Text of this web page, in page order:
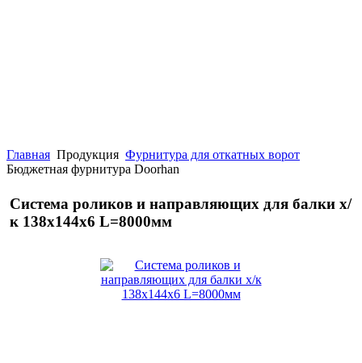
Главная Продукция Фурнитура для откатных ворот
Бюджетная фурнитура Doorhan
Система роликов и направляющих для балки х/
к 138х144х6 L=8000мм